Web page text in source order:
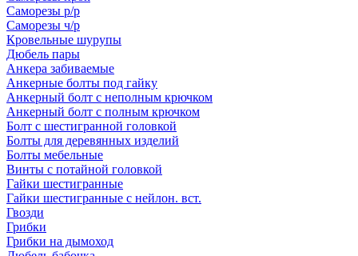
Саморезы р/р
Саморезы ч/р
Кровельные шурупы
Дюбель пары
Анкера забиваемые
Анкерные болты под гайку
Анкерный болт с неполным крючком
Анкерный болт с полным крючком
Болт с шестигранной головкой
Болты для деревянных изделий
Болты мебельные
Винты с потайной головкой
Гайки шестигранные
Гайки шестигранные с нейлон. вст.
Гвозди
Грибки
Грибки на дымоход